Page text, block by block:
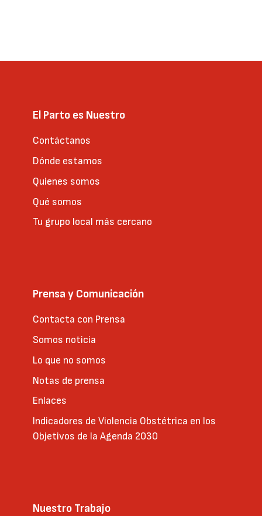
El Parto es Nuestro
Contáctanos
Dónde estamos
Quienes somos
Qué somos
Tu grupo local más cercano
Prensa y Comunicación
Contacta con Prensa
Somos noticia
Lo que no somos
Notas de prensa
Enlaces
Indicadores de Violencia Obstétrica en los
Objetivos de la Agenda 2030
Nuestro Trabajo